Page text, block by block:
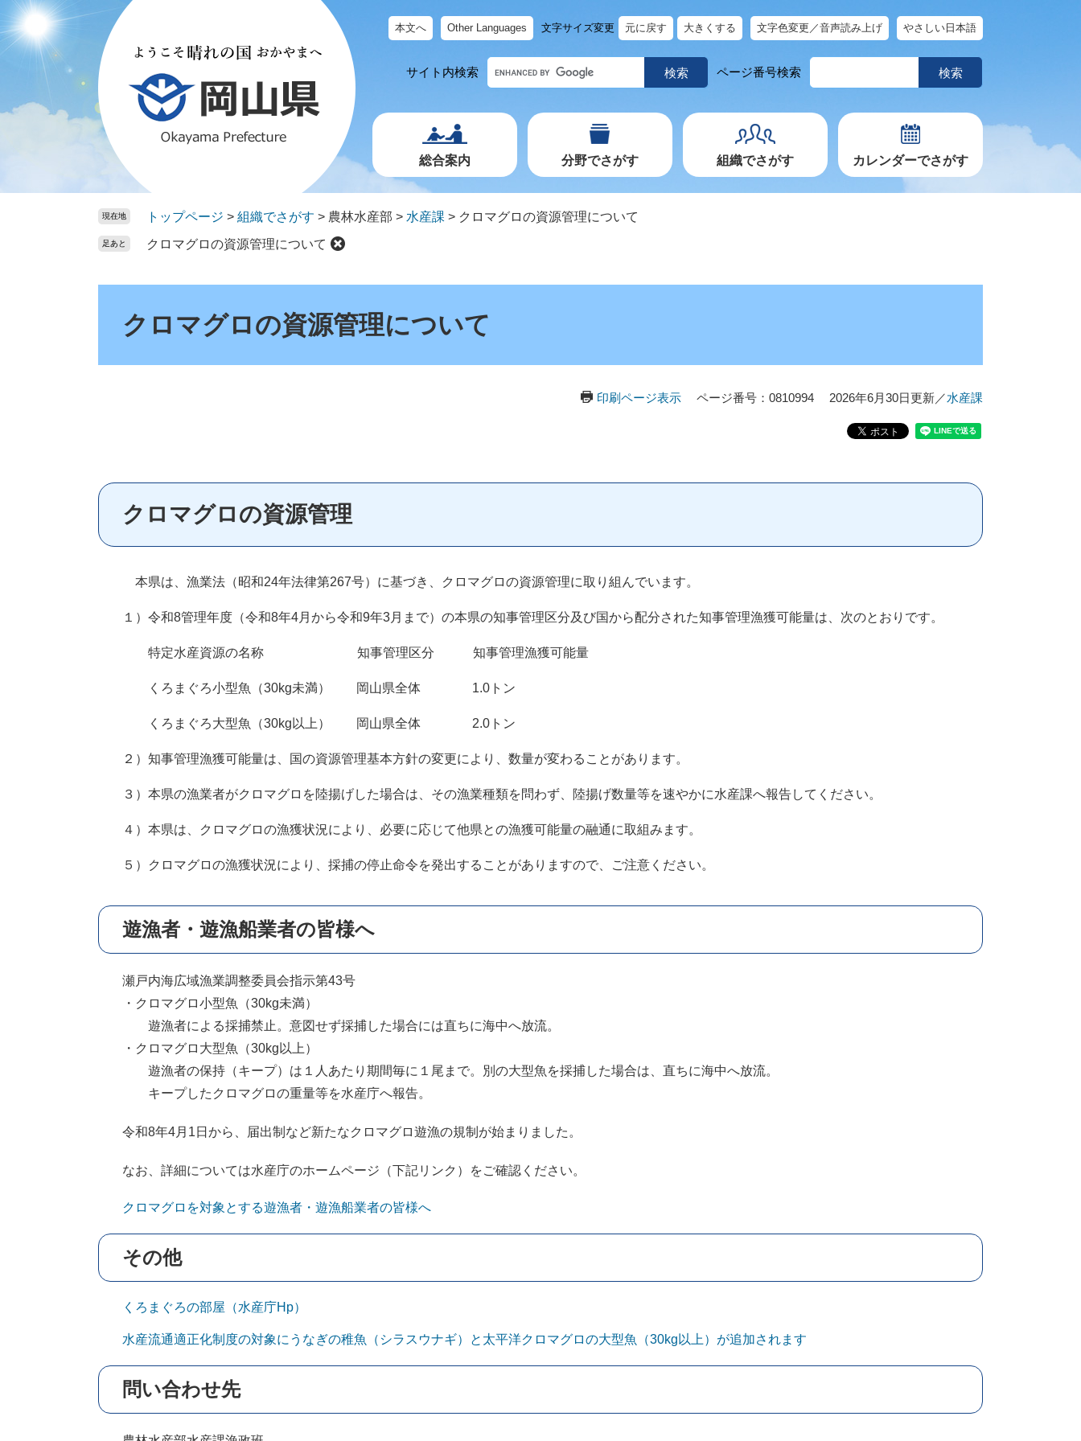
ー
ジ
ニ
ュ
本文へ Other Languages 文字サイズ変更 元に戻す 大きくする 文字色変更／音声読み上げ やさしい日本語
サイト内検索
キ
ー
ワ
ド
ページ番号検索
ペ
ジ
号
総合案内 分野でさがす 組織でさがす カレンダーでさがす
現在地 トップページ > 組織でさがす > 農林水産部 > 水産課 > クロマグロの資源管理について
足あと クロマグロの資源管理について
クロマグロの資源管理について
印刷ページ表示 ページ番号：0810994 2026年6月30日更新／水産課
クロマグロの資源管理
本県は、漁業法（昭和24年法律第267号）に基づき、クロマグロの資源管理に取り組んでいます。
１）令和8管理年度（令和8年4月から令和9年3月まで）の本県の知事管理区分及び国から配分された知事管理漁獲可能量は、次のとおりです。
特定水産資源の名称 知事管理区分 知事管理漁獲可能量
くろまぐろ小型魚（30kg未満） 岡山県全体 1.0トン
くろまぐろ大型魚（30kg以上） 岡山県全体 2.0トン
２）知事管理漁獲可能量は、国の資源管理基本方針の変更により、数量が変わることがあります。
３）本県の漁業者がクロマグロを陸揚げした場合は、その漁業種類を問わず、陸揚げ数量等を速やかに水産課へ報告してください。
４）本県は、クロマグロの漁獲状況により、必要に応じて他県との漁獲可能量の融通に取組みます。
５）クロマグロの漁獲状況により、採捕の停止命令を発出することがありますので、ご注意ください。
遊漁者・遊漁船業者の皆様へ
瀬戸内海広域漁業調整委員会指示第43号
・クロマグロ小型魚（30kg未満）
遊漁者による採捕禁止。意図せず採捕した場合には直ちに海中へ放流。
・クロマグロ大型魚（30kg以上）
遊漁者の保持（キープ）は１人あたり期間毎に１尾まで。別の大型魚を採捕した場合は、直ちに海中へ放流。
キープしたクロマグロの重量等を水産庁へ報告。
令和8年4月1日から、届出制など新たなクロマグロ遊漁の規制が始まりました。
なお、詳細については水産庁のホームページ（下記リンク）をご確認ください。
クロマグロを対象とする遊漁者・遊漁船業者の皆様へ
その他
くろまぐろの部屋（水産庁Hp）
水産流通適正化制度の対象にうなぎの稚魚（シラスウナギ）と太平洋クロマグロの大型魚（30kg以上）が追加されます
問い合わせ先